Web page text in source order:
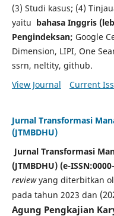
(3) Studi kasus; (4)
yaitu bahasa Inggris
Pengindeksan; Google
Dimension, LIPI, One
ssrn, neltity, github.
View Journal
Current
Jurnal Transformasi
(JTMBDHU)
Jurnal Transformasi
(JTMBDHU) (e-
reviewyang diterbitkan
pada tahun 2023 dan
Agung Pengkajian